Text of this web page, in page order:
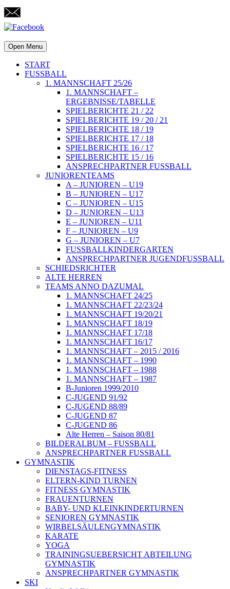
Open Menu
START
FUSSBALL
1. MANNSCHAFT 25/26
1. MANNSCHAFT –
ERGEBNISSE/TABELLE
SPIELBERICHTE 21 / 22
SPIELBERICHTE 19 / 20 / 21
SPIELBERICHTE 18 / 19
SPIELBERICHTE 17 / 18
SPIELBERICHTE 16 / 17
SPIELBERICHTE 15 / 16
ANSPRECHPARTNER FUSSBALL
JUNIORENTEAMS
A – JUNIOREN – U19
B – JUNIOREN – U17
C – JUNIOREN – U15
D – JUNIOREN – U13
E – JUNIOREN – U11
F – JUNIOREN – U9
G – JUNIOREN – U7
FUSSBALLKINDERGARTEN
ANSPRECHPARTNER JUGENDFUSSBALL
SCHIEDSRICHTER
ALTE HERREN
TEAMS ANNO DAZUMAL
1. MANNSCHAFT 24/25
1. MANNSCHAFT 22/23/24
1. MANNSCHAFT 19/20/21
1. MANNSCHAFT 18/19
1. MANNSCHAFT 17/18
1. MANNSCHAFT 16/17
1. MANNSCHAFT – 2015 / 2016
1. MANNSCHAFT – 1990
1. MANNSCHAFT – 1988
1. MANNSCHAFT – 1987
B-Junioren 1999/2010
C-JUGEND 91/92
C-JUGEND 88/89
C-JUGEND 87
C-JUGEND 86
Alte Herren – Saison 80/81
BILDERALBUM – FUSSBALL
ANSPRECHPARTNER FUSSBALL
GYMNASTIK
DIENSTAGS-FITNESS
ELTERN-KIND TURNEN
FITNESS GYMNASTIK
FRAUENTURNEN
BABY- UND KLEINKINDERTURNEN
SENIOREN GYMNASTIK
WIRBELSÄULENGYMNASTIK
KARATE
YOGA
TRAININGSUEBERSICHT ABTEILUNG
GYMNASTIK
ANSPRECHPARTNER GYMNASTIK
SKI